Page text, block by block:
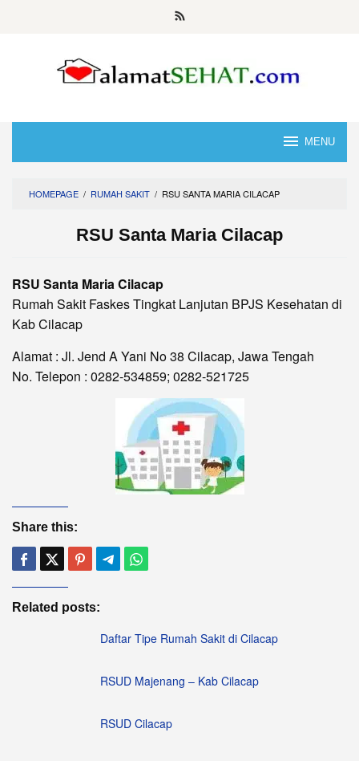
MENU
HOMEPAGE / RUMAH SAKIT / RSU SANTA MARIA CILACAP
RSU Santa Maria Cilacap
RSU Santa Maria Cilacap
Rumah Sakit Faskes Tingkat Lanjutan BPJS Kesehatan di
Kab Cilacap
Alamat : Jl. Jend A Yani No 38 Cilacap, Jawa Tengah
No. Telepon : 0282-534859; 0282-521725
Share this:
Related posts:
Daftar Tipe Rumah Sakit di Cilacap
RSUD Majenang – Kab Cilacap
RSUD Cilacap